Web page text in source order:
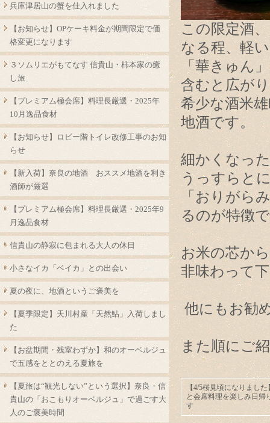
この限定酒
なる程、軽
「華きゅん
含むと広が
希少な酒米
地酒です。
細かくなっ
うっすらと
「おりがら
るのが特徴
お米の芯か
非味わって
他にもお勧
また順にご
【4/5桜見頃になりまし
と会席料理を楽しみ日帰
す
兵庫津居山の蟹を仕入れました
【お知らせ】OPケーキ料金が期間限定で価
格変更になります
３ソムリエがもてなす 信貴山・柿本家の癒
し旅
【プレミアム極会席】料理長厳選・2025年
10月逸品食材
【お知らせ】ロビー階トイレ改修工事のお知
らせ
【新入荷】奈良の地酒 おススメ地酒を利き
酒師が厳選
【プレミアム極会席】料理長厳選・2025年9
月逸品食材
信貴山の静寂に包まれる大人の休日
小さなイカ「ベイカ」との出会い
夏の夜に、地酒というご褒美を
【夏季限定】天川村産「天然鮎」入荷しまし
た
【お盆期間・残室わずか】和のオーベルジュ
で五感をととのえる夏旅を
【夏旅は“観光しない”という選択】奈良・信
貴山の「おこもりオーベルジュ」で過ごす大
人のご褒美時間